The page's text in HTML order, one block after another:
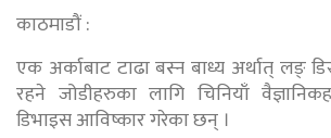
काठमाडौं :
एक अर्काबाट टाढा बस्न बाध्य अर्थात् लङ्
रहने जोडीहरुका लागि चिनियाँ
डिभाइस आविष्कार गरेका छन् ।